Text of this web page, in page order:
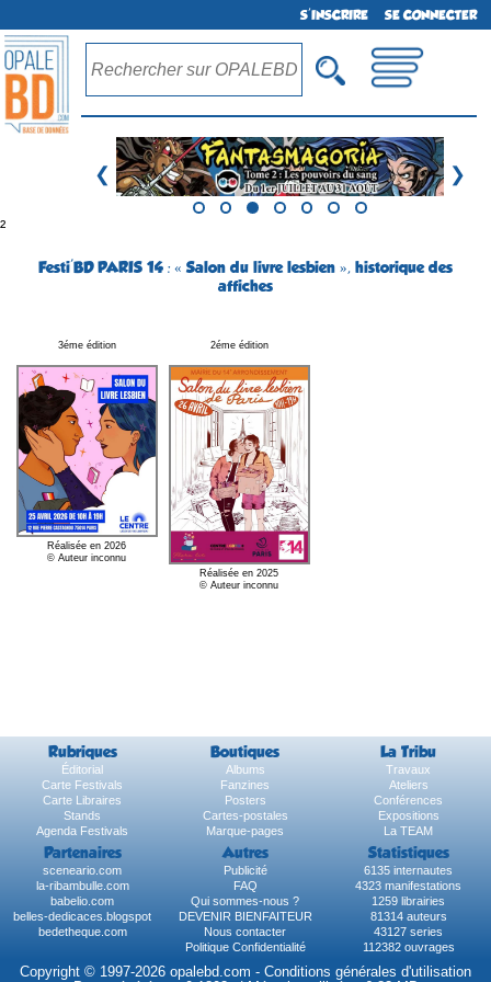
S'INSCRIRE SE CONNECTER
❮ ❯
²
Festi'BD PARIS 14 : « Salon du livre lesbien », historique des
affiches
3éme édition
Réalisée en 2026
© Auteur inconnu
2éme édition
Réalisée en 2025
© Auteur inconnu
Rubriques Boutiques La Tribu
Éditorial Albums
Travaux
Carte Festivals
Fanzines
Ateliers
Carte Libraires
Posters
Conférences
Stands
Cartes-postales
Expositions
Agenda Festivals
Marque-pages La TEAM
Partenaires Autres Statistiques
sceneario.com Publicité
6135 internautes
la-ribambulle.com
FAQ
4323 manifestations
babelio.com
Qui sommes-nous ?
1259 librairies
belles-dedicaces.blogspot
DEVENIR BIENFAITEUR
81314 auteurs
bedetheque.com
Nous contacter
43127 series
Politique Confidentialité
112382 ouvrages
Copyright © 1997-2026 opalebd.com - Conditions générales d'utilisation